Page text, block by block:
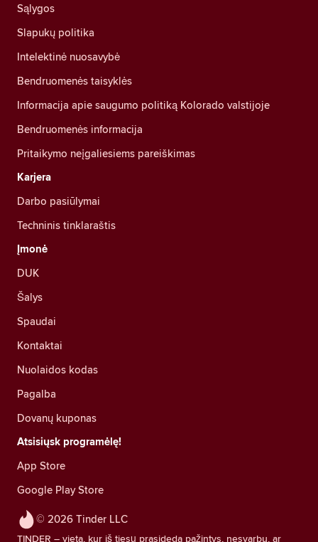
© 2026 Tinder LLC
TINDER – vieta, kur iš tiesų prasideda pažintys, nesvarbu, ar
Sąlygos
Slapukų politika
Intelektinė nuosavybė
Bendruomenės taisyklės
Informacija apie saugumo politiką Kolorado valstijoje
Bendruomenės informacija
Pritaikymo neįgaliesiems pareiškimas
Karjera
Darbo pasiūlymai
Techninis tinklaraštis
Įmonė
DUK
Šalys
Spaudai
Kontaktai
Nuolaidos kodas
Pagalba
Dovanų kuponas
Atsisiųsk programėlę!
App Store
Google Play Store